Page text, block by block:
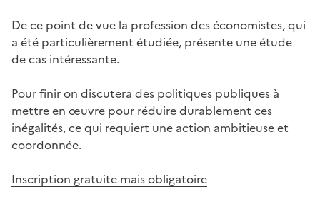
De ce point de vue la profession des économistes, qui
a été particulièrement étudiée, présente une étude
de cas intéressante.
Pour finir on discutera des politiques publiques à
mettre en œuvre pour réduire durablement ces
inégalités, ce qui requiert une action ambitieuse et
coordonnée.
Inscription gratuite mais obligatoire